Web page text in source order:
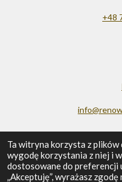
Ta witryna korzysta z plików
wygodę korzystania z niej i
dostosowane do preferencji
„Akceptuję”, wyrażasz
+48
© 2025 - 2026 Renowacja felg
Obsługiwana przezWebador